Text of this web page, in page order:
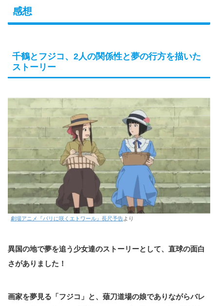
感想
千鶴とフジコ、2人の関係性と夢の行方を描いた
ストーリー
劇場アニメ『パリに咲くエトワール』長尺予告より
異国の地で夢を追う少女達のストーリーとして、直球の面白
さがありました！
画家を夢見る「フジコ」と、薙刀道場の娘でありながらバレ